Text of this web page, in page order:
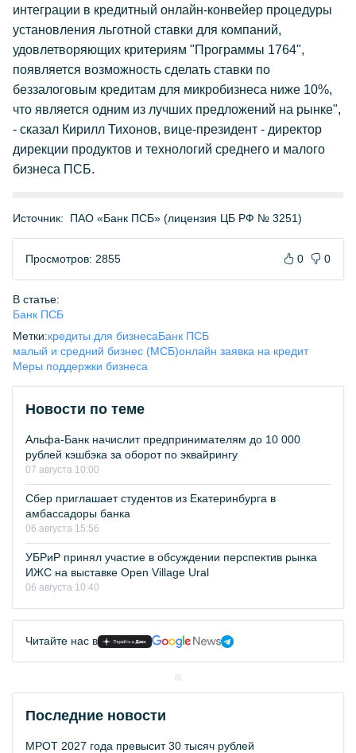
интеграции в кредитный онлайн-конвейер процедуры
установления льготной ставки для компаний,
удовлетворяющих критериям "Программы 1764",
появляется возможность сделать ставки по
беззалоговым кредитам для микробизнеса ниже 10%,
что является одним из лучших предложений на рынке",
- сказал Кирилл Тихонов, вице-президент - директор
дирекции продуктов и технологий среднего и малого
бизнеса ПСБ.
Источник: ПАО «Банк ПСБ» (лицензия ЦБ РФ № 3251)
Просмотров: 2855 0 0
В статье:
Банк ПСБ
Метки:кредиты для бизнесаБанк ПСБ
малый и средний бизнес (МСБ)онлайн заявка на кредит
Меры поддержки бизнеса
Новости по теме
Альфа-Банк начислит предпринимателям до 10 000
рублей кэшбэка за оборот по эквайрингу
07 августа 10:00
Сбер приглашает студентов из Екатеринбурга в
амбассадоры банка
06 августа 15:56
УБРиР принял участие в обсуждении перспектив рынка
ИЖС на выставке Open Village Ural
06 августа 10:40
Читайте нас в
Последние новости
МРОТ 2027 года превысит 30 тысяч рублей